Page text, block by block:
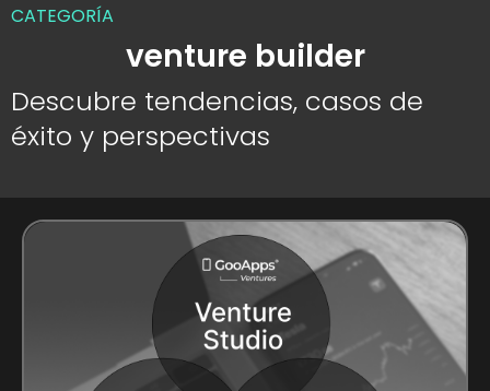
CATEGORÍA
venture builder
Descubre tendencias, casos de
éxito y perspectivas